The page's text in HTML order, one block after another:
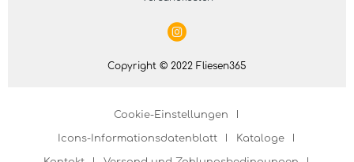
Copyright © 2022 Fliesen365
Cookie-Einstellungen
Icons-Informationsdatenblatt Kataloge